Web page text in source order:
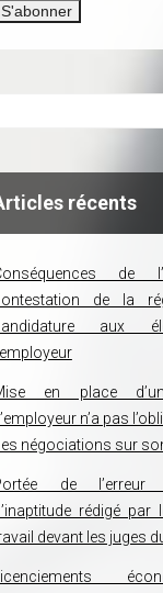
récents
de
de la
aux
en place
n’a pas
négociations sur
de l’erreur
rédigé par
devant les juges